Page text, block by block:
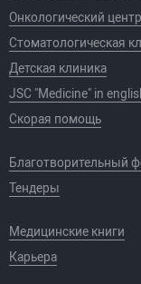
Онкологический
Стоматологическая
Детская клиника
JSC "Medicine" in
Скорая помощь
Благотворительный
Тендеры
Медицинские книги
Карьера